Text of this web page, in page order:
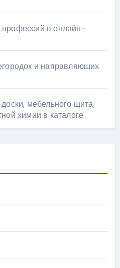
в онлайн-
и направляющих
мебельного щита,
химии в каталоге